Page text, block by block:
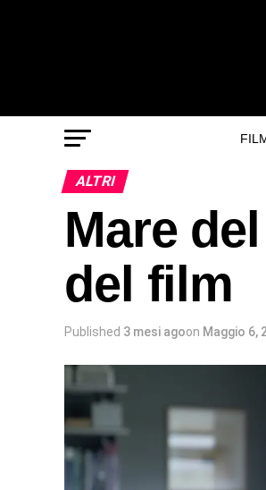
ALTRI
Mare
del film
Published 3 mesi agoon Maggio 6,